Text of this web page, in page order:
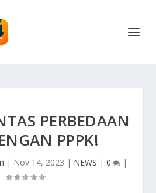
PERBEDAAN
PPPK!
| Nov 14, 2023 | NEWS | 0 |